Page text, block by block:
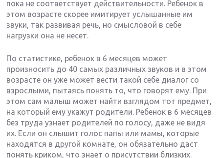
пока не соответствует действительности. Ребенок в
этом возрасте скорее имитирует услышанные им
звуки, так развивая речь, но смысловой в себе
нагрузки она не несет.
По статистике, ребенок в 6 месяцев может
произносить до 40 самых различных звуков и в этом
возрасте он уже может вести такой себе диалог со
взрослыми, пытаясь понять то, что говорят ему. При
этом сам малыш может найти взглядом тот предмет,
на который ему укажут родители. Ребенок в 6 месяцев
без труда узнает родителей по голосу, даже не видя
их. Если он слышит голос папы или мамы, которые
находятся в другой комнате, он обязательно даст
понять криком, что знает о присутствии близких.